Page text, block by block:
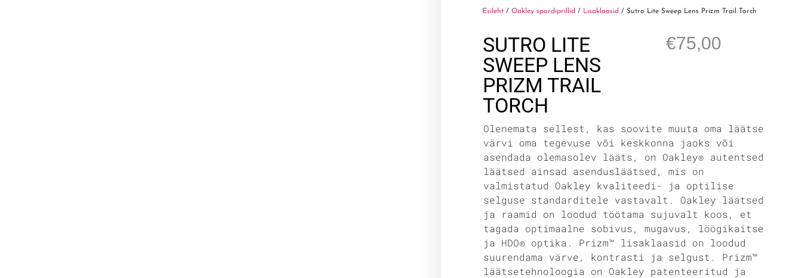
Esileht /Oakley spordiprillid / Lisaklaasid / Sutro Lite Sweep Lens Prizm Trail Torch
SUTRO LITE
SWEEP LENS
PRIZM TRAIL
TORCH
€75,00
Olenemata sellest, kas soovite muuta oma läätse
värvi oma tegevuse või keskkonna jaoks või
asendada olemasolev lääts, on Oakley® autentsed
läätsed ainsad asendusläätsed, mis on
valmistatud Oakley kvaliteedi- ja optilise
selguse standarditele vastavalt. Oakley läätsed
ja raamid on loodud töötama sujuvalt koos, et
tagada optimaalne sobivus, mugavus, löögikaitse
ja HDO® optika. Prizm™ lisaklaasid on loodud
suurendama värve, kontrasti ja selgust. Prizm™
läätsetehnoloogia on Oakley patenteeritud ja